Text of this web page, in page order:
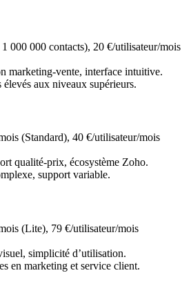
000 000 contacts), 20 €/utilisateur/mois
marketing-vente, interface intuitive.
élevés aux niveaux supérieurs.
(Standard), 40 €/utilisateur/mois
qualité-prix, écosystème Zoho.
support variable.
(Lite), 79 €/utilisateur/mois
simplicité d’utilisation.
en marketing et service client.